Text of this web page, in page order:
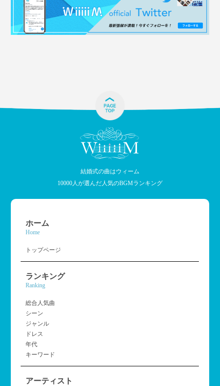
結婚式の曲はウィーム
10000人が選んだ人気のBGMランキング
ホーム
Home
トップページ
ランキング
Ranking
総合人気曲
シーン
ジャンル
ドレス
年代
キーワード
アーティスト